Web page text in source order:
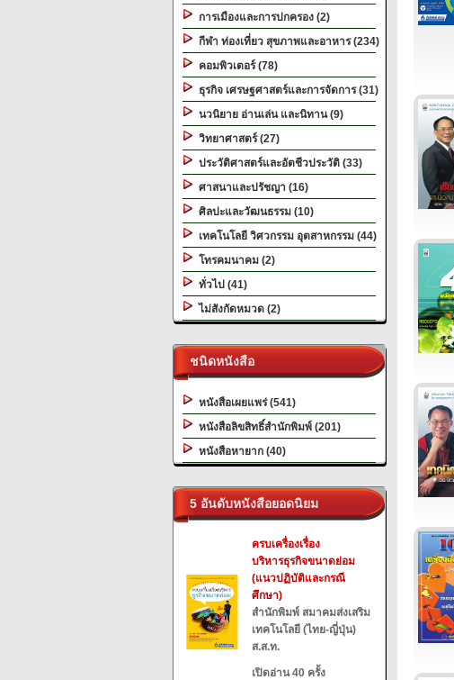
การเมืองและการปกครอง (2)
กีฬา ท่องเที่ยว สุขภาพและอาหาร (234)
คอมพิวเตอร์ (78)
ธุรกิจ เศรษฐศาสตร์และการจัดการ (31)
นวนิยาย อ่านเล่น และนิทาน (9)
วิทยาศาสตร์ (27)
ประวัติศาสตร์และอัตชีวประวัติ (33)
ศาสนาและปรัชญา (16)
ศิลปะและวัฒนธรรม (10)
เทคโนโลยี วิศวกรรม อุตสาหกรรม (44)
โทรคมนาคม (2)
ทั่วไป (41)
ไม่สังกัดหมวด (2)
ชนิดหนังสือ
หนังสือเผยแพร่ (541)
หนังสือลิขสิทธิ์สำนักพิมพ์ (201)
หนังสือหายาก (40)
5 อันดับหนังสือยอดนิยม
ครบเครื่องเรื่อง
บริหารธุรกิจขนาดย่อม
(แนวปฏิบัติและกรณี
ศึกษา)
สำนักพิมพ์ สมาคมส่งเสริม
เทคโนโลยี (ไทย-ญี่ปุ่น)
ส.ส.ท.
เปิดอ่าน 40 ครั้ง